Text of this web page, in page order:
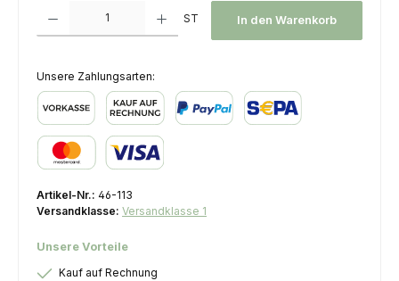
ST In den Warenkorb
Unsere Zahlungsarten:
Artikel-Nr.: 46-113
Versandklasse: Versandklasse 1
Unsere Vorteile
Kauf auf Rechnung